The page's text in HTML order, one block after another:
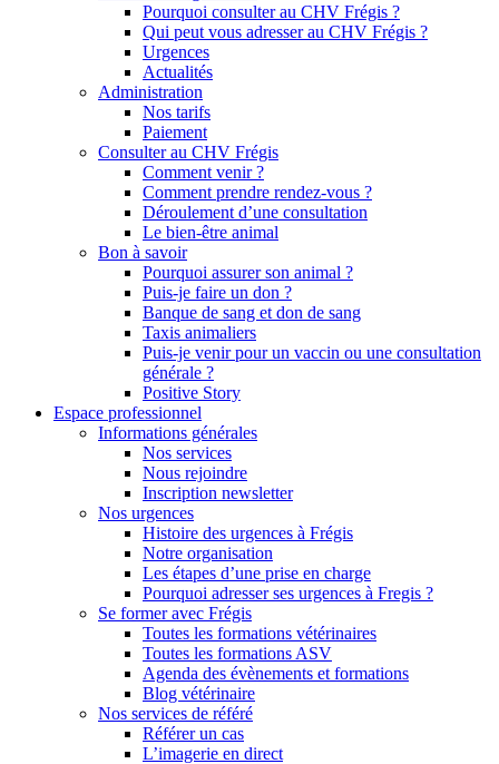
Pourquoi consulter au CHV Frégis ?
Qui peut vous adresser au CHV Frégis ?
Urgences
Actualités
Administration
Nos tarifs
Paiement
Consulter au CHV Frégis
Comment venir ?
Comment prendre rendez-vous ?
Déroulement d’une consultation
Le bien-être animal
Bon à savoir
Pourquoi assurer son animal ?
Puis-je faire un don ?
Banque de sang et don de sang
Taxis animaliers
Puis-je venir pour un vaccin ou une consultation
générale ?
Positive Story
Espace professionnel
Informations générales
Nos services
Nous rejoindre
Inscription newsletter
Nos urgences
Histoire des urgences à Frégis
Notre organisation
Les étapes d’une prise en charge
Pourquoi adresser ses urgences à Fregis ?
Se former avec Frégis
Toutes les formations vétérinaires
Toutes les formations ASV
Agenda des évènements et formations
Blog vétérinaire
Nos services de référé
Référer un cas
L’imagerie en direct